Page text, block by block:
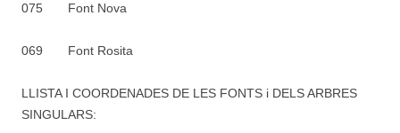
075 Font Nova
069 Font Rosita
LLISTA I COORDENADES DE LES FONTS i DELS ARBRES
SINGULARS: